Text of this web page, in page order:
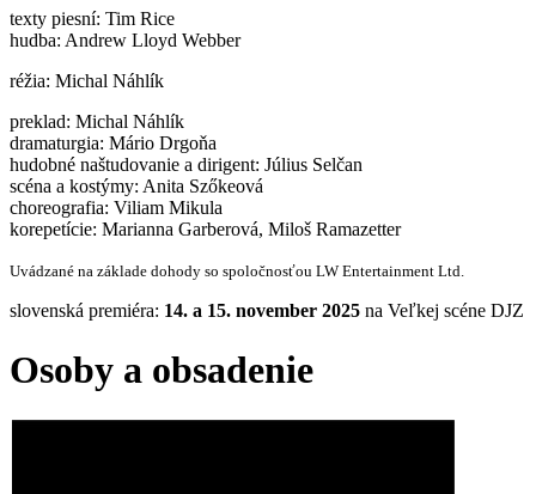
texty piesní: Tim Rice
hudba: Andrew Lloyd Webber
réžia: Michal Náhlík
preklad: Michal Náhlík
dramaturgia: Mário Drgoňa
hudobné naštudovanie a dirigent: Július Selčan
scéna a kostýmy: Anita Szőkeová
choreografia: Viliam Mikula
korepetície: Marianna Garberová, Miloš Ramazetter
Uvádzané na základe dohody so spoločnosťou LW Entertainment Ltd.
slovenská premiéra: 14. a 15. november 2025 na Veľkej scéne DJZ
Osoby a obsadenie